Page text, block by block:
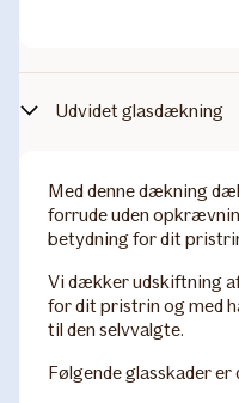
Udvidet glasdækning
Med denne dækning
forrude uden
betydning for dit
Vi dækker udskiftning
for dit pristrin og med
til den selvvalgte.
Følgende glasskader